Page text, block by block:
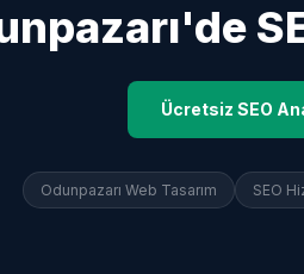
'de
Ücretsiz SEO
Odunpazarı Web Tasarım SEO